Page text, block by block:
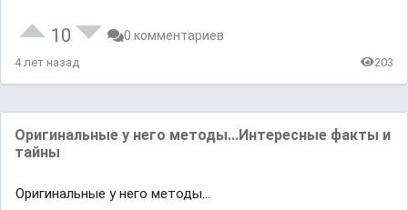
10 0 комментариев
4 лет назад 203
Оригинальные у него методы...Интересные факты и
тайны
Оригинальные у него методы...